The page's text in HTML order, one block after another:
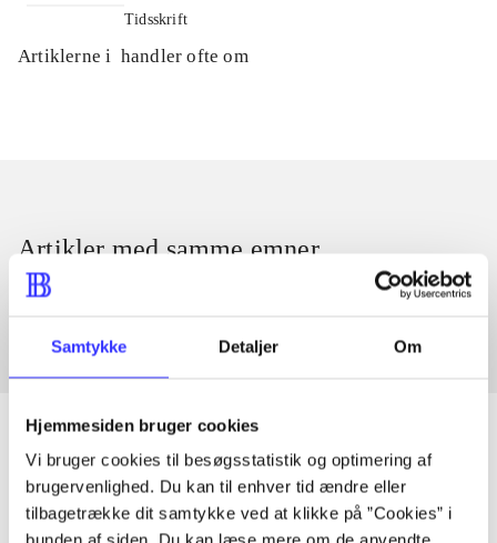
Samtykke Detaljer Om
Hjemmesiden bruger cookies
Vi bruger cookies til besøgsstatistik og optimering af
brugervenlighed. Du kan til enhver tid ændre eller
tilbagetrække dit samtykke ved at klikke på ”Cookies” i
Tidsskrift
Artiklerne i handler ofte om
Artikler med samme emner
Fra
Artikler
Alle registrerede artikler fordelt på udgivelser